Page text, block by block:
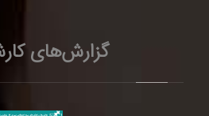
گزارش‌های